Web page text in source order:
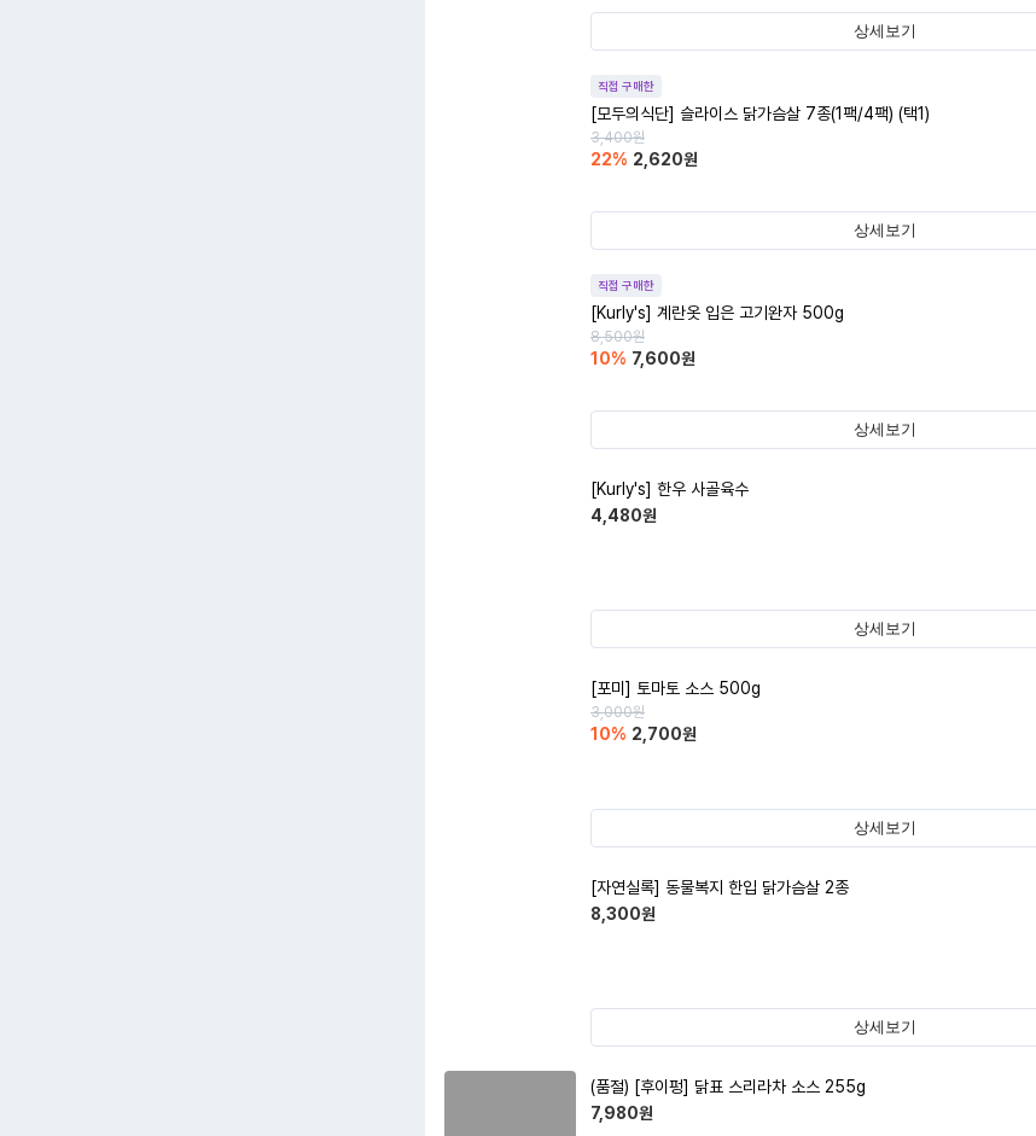
상세보기
직접 구매한
[모두의식단] 슬라이스 닭가슴살 7종(1팩/4팩) (택1)
3,400원
22% 2,620원
상세보기
직접 구매한
[Kurly's] 계란옷 입은 고기완자 500g
8,500원
10% 7,600원
상세보기
[Kurly's] 한우 사골육수
4,480원
상세보기
[포미] 토마토 소스 500g
3,000원
10% 2,700원
상세보기
[자연실록] 동물복지 한입 닭가슴살 2종
8,300원
상세보기
(품절) [후이펑] 닭표 스리라차 소스 255g
7,980원